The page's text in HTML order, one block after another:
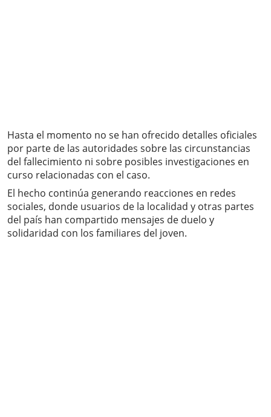
Hasta el momento no se han ofrecido detalles oficiales
por parte de las autoridades sobre las circunstancias
del fallecimiento ni sobre posibles investigaciones en
curso relacionadas con el caso.
El hecho continúa generando reacciones en redes
sociales, donde usuarios de la localidad y otras partes
del país han compartido mensajes de duelo y
solidaridad con los familiares del joven.